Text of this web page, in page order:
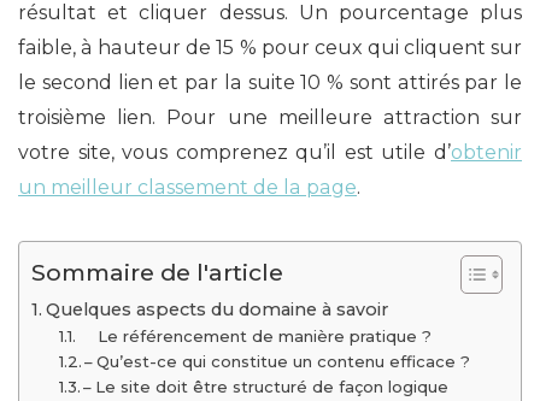
résultat et cliquer dessus. Un pourcentage plus
faible, à hauteur de 15 % pour ceux qui cliquent sur
le second lien et par la suite 10 % sont attirés par le
troisième lien. Pour une meilleure attraction sur
votre site, vous comprenez qu’il est utile d’obtenir
un meilleur classement de la page.
Sommaire de l'article
Quelques aspects du domaine à savoir
Le référencement de manière pratique ?
– Qu’est-ce qui constitue un contenu efficace ?
– Le site doit être structuré de façon logique